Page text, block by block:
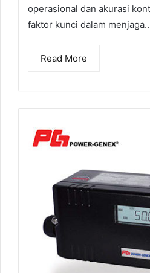
operasional dan akurasi
faktor kunci dalam
Read More